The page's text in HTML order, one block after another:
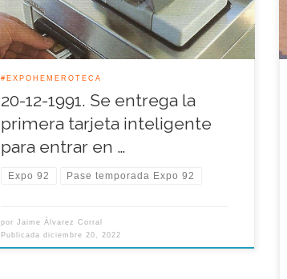
le proporcionó […]
#EXPOHEMEROTECA
20-12-1991. Se entrega la
primera tarjeta inteligente
para entrar en …
Expo 92 Pase temporada Expo 92
porJaime Álvarez Corral
Publicadadiciembre 20, 2022